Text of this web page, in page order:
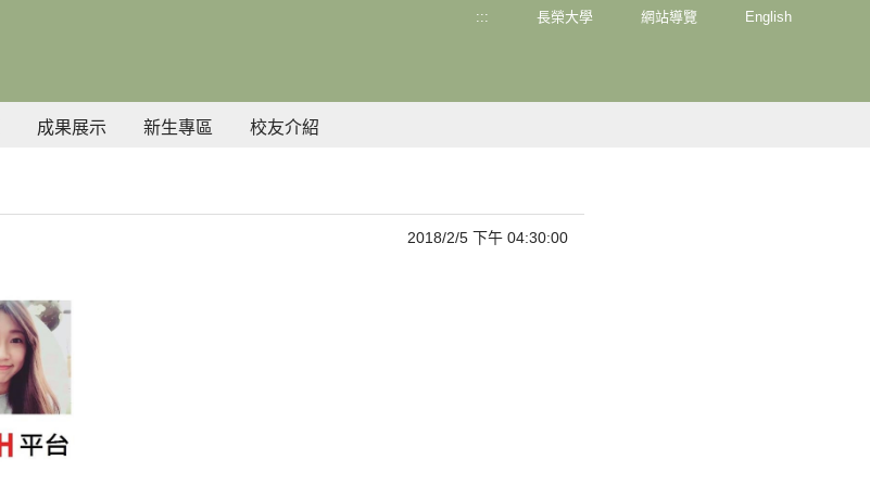
::: 長榮大學 網站導覽 English
成果展示 新生專區 校友介紹
2018/2/5 下午 04:30:00